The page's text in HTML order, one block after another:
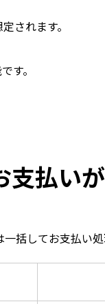
されます。
す。
支払い
括してお支払い処